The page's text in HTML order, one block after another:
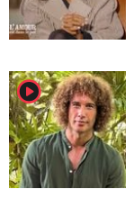
player2